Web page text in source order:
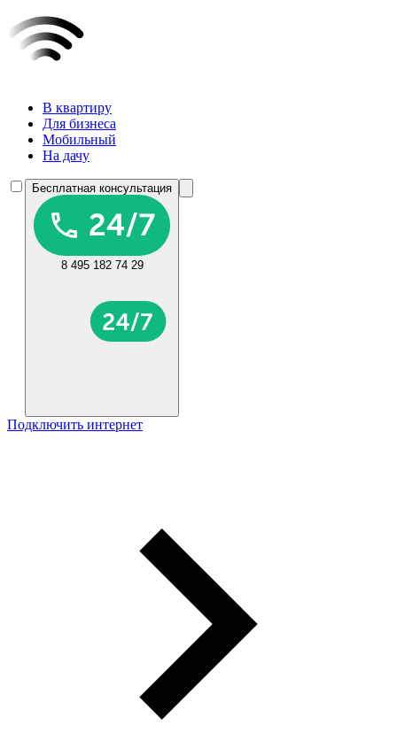
В квартиру
Для бизнеса
Мобильный
На дачу
Бесплатная консультация
8 495 182 74 29
Подключить интернет